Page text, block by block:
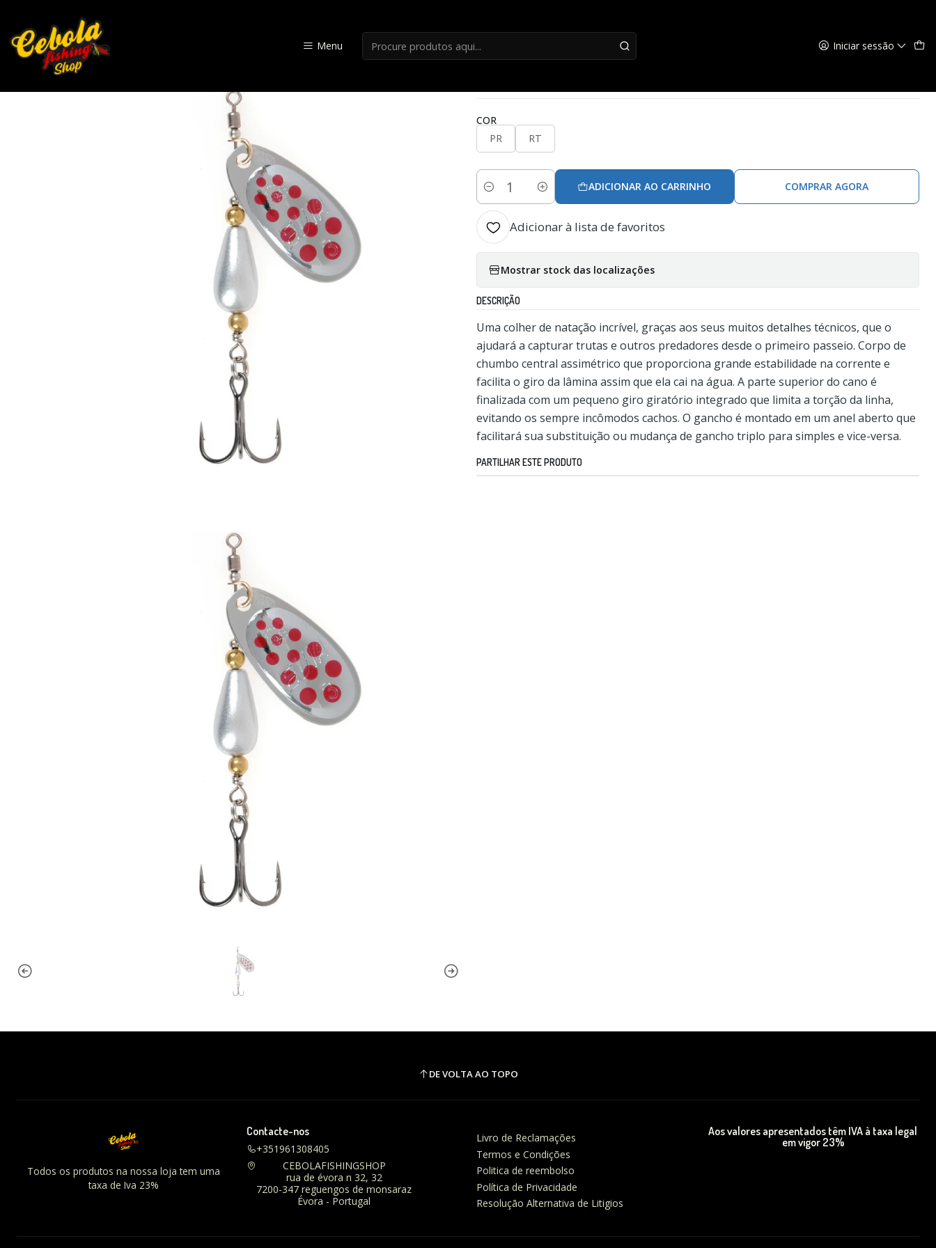
Menu Iniciar sessão
|
COR
PR
RT
Quantidade
ADICIONAR AO CARRINHO COMPRAR AGORA
Adicionar à lista de favoritos
Mostrar stock das localizações
DESCRIÇÃO
Uma colher de natação incrível, graças aos seus muitos detalhes técnicos, que o
ajudará a capturar trutas e outros predadores desde o primeiro passeio. Corpo de
chumbo central assimétrico que proporciona grande estabilidade na corrente e
facilita o giro da lâmina assim que ela cai na água. A parte superior do cano é
finalizada com um pequeno giro giratório integrado que limita a torção da linha,
evitando os sempre incômodos cachos. O gancho é montado em um anel aberto que
facilitará sua substituição ou mudança de gancho triplo para simples e vice-versa.
PARTILHAR ESTE PRODUTO
DE VOLTA AO TOPO
Todos os produtos na nossa loja tem uma
taxa de Iva 23%
Contacte-nos
+351961308405
CEBOLAFISHINGSHOP
rua de évora n 32, 32
7200-347 reguengos de monsaraz
Évora - Portugal
Livro de Reclamações
Termos e Condições
Politica de reembolso
Política de Privacidade
Resolução Alternativa de Litigios
Aos valores apresentados têm IVA à taxa legal
em vigor 23%